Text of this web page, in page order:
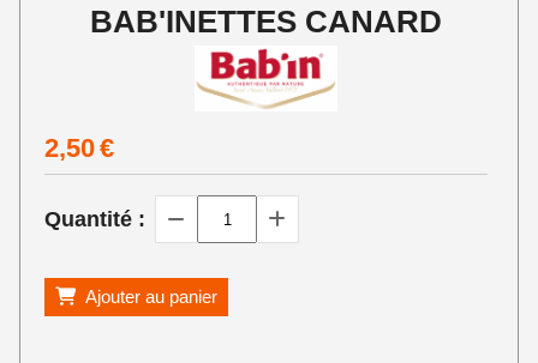
BAB'INETTES CANARD
2,50€
Quantité :
Ajouter au panier